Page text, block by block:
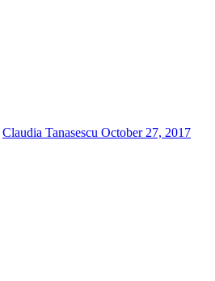
Claudia Tanasescu October 27, 2017